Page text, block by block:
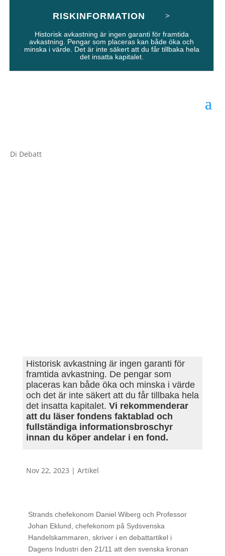
RISKINFORMATION
Historisk avkastning är ingen garanti för framtida
avkastning. Pengar som placeras kan både öka och
minska i värde. Det är inte säkert att du får tillbaka hela
det insatta kapitalet.
Di Debatt
Historisk avkastning är ingen garanti för
framtida avkastning. De pengar som
placeras kan både öka och minska i värde
och det är inte säkert att du får tillbaka hela
det insatta kapitalet. Vi rekommenderar
att du läser fondens faktablad och
fullständiga informationsbroschyr
innan du köper andelar i en fond.
Nov 22, 2023 | Artikel
Strands chefekonom Daniel Wiberg och Professor
Johan Eklund, chefekonom på Sydsvenska
Handelskammaren, skriver i en debattartikel i
Dagens Industri den 21/11 att den svenska kronan